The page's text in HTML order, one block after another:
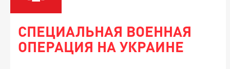
СПЕЦИАЛЬНАЯ ВОЕННАЯ
ОПЕРАЦИЯ НА УКРАИНЕ